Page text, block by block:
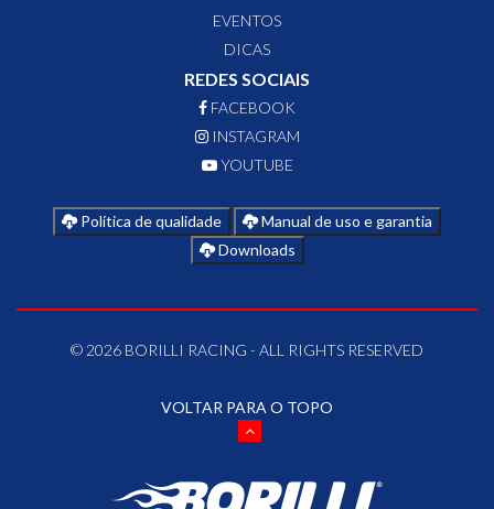
EVENTOS
DICAS
REDES SOCIAIS
FACEBOOK
INSTAGRAM
YOUTUBE
Política de qualidade
Manual de uso e garantia
Downloads
© 2026 BORILLI RACING - ALL RIGHTS RESERVED
VOLTAR PARA O TOPO